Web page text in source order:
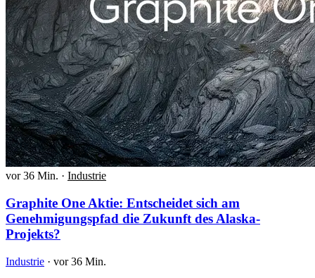
vor 36 Min. · Industrie
Graphite One Aktie: Entscheidet sich am
Genehmigungspfad die Zukunft des Alaska-
Projekts?
Industrie · vor 36 Min.